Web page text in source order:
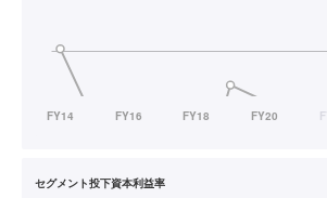
セグメント投下資本利益率